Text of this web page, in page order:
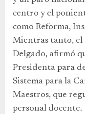
centro y el
como Reforma,
Mientras tanto, el
Delgado, afirmó
Presidenta para
Sistema para la
Maestros, que
personal docente.